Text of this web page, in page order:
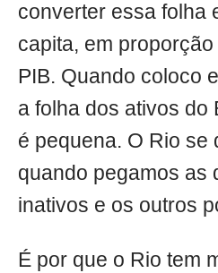
converter essa folha
capita, em
PIB. Quando coloco
a folha dos ativos do
é pequena. O Rio se
quando pegamos as
inativos e os outros
É por que o Rio tem